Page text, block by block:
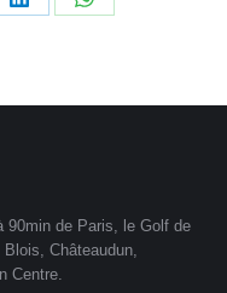
PartagerPartager
de Paris, le Golf de
Châteaudun,
Centre.